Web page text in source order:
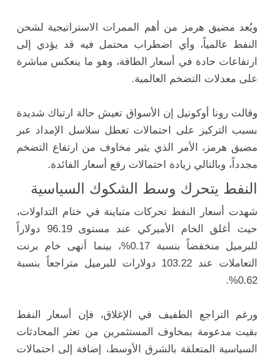
ويُعد مضيق هرمز من أهم الممرات الاستراتيجية لشحن
النفط عالمياً، وأي اضطراب محتمل فيه قد يؤدي إلى
ارتفاعات حادة في أسعار الطاقة، وهو ما ينعكس مباشرة
على معدلات التضخم العالمية.
وقالت رونا أوكونيل إن الأسواق تعيش حالة ارتباك شديدة
بسبب التركيز على احتمالات تعطل سلاسل الإمداد عبر
مضيق هرمز، الأمر الذي يثير مخاوف من ارتفاع التضخم
مجدداً، وبالتالي زيادة احتمالات رفع أسعار الفائدة.
النفط يتحرك وسط الشكوك السياسية
شهدت أسعار النفط تحركات متباينة في ختام التداولات،
حيث أغلق الخام الأميركي عند مستوى 96.19 دولاراً
للبرميل منخفضاً بنسبة 0.17%، بينما أنهى خام برنت
التعاملات عند 103.22 دولارات للبرميل متراجعاً بنسبة
0.62%.
ورغم التراجع الطفيف في الإغلاق، فإن أسعار النفط
بقيت مدعومة بمخاوف المستثمرين من تعثر المحادثات
السياسية المتعلقة بالشرق الأوسط، إضافة إلى احتمالات